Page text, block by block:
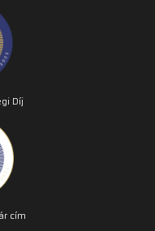
Díj
cím